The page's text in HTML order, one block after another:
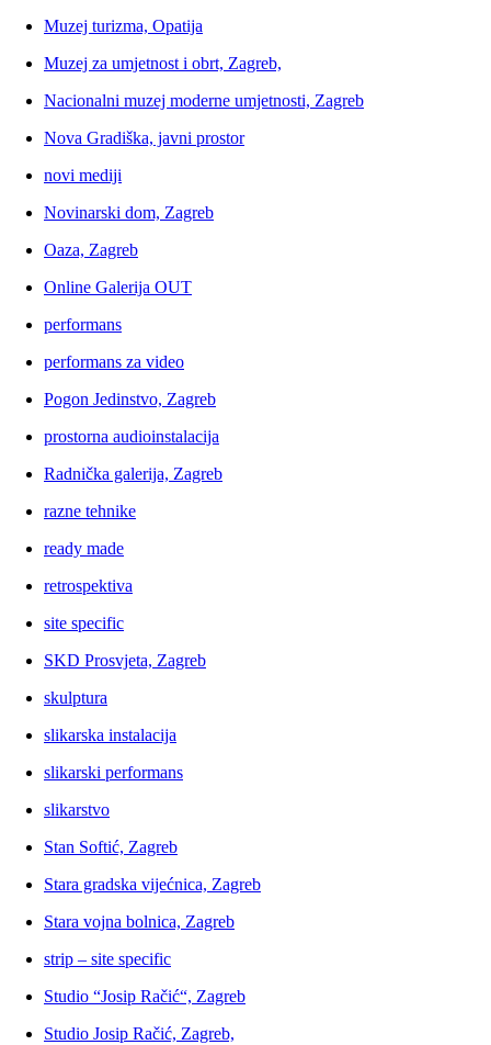
Muzej turizma, Opatija
Muzej za umjetnost i obrt, Zagreb,
Nacionalni muzej moderne umjetnosti, Zagreb
Nova Gradiška, javni prostor
novi mediji
Novinarski dom, Zagreb
Oaza, Zagreb
Online Galerija OUT
performans
performans za video
Pogon Jedinstvo, Zagreb
prostorna audioinstalacija
Radnička galerija, Zagreb
razne tehnike
ready made
retrospektiva
site specific
SKD Prosvjeta, Zagreb
skulptura
slikarska instalacija
slikarski performans
slikarstvo
Stan Softić, Zagreb
Stara gradska vijećnica, Zagreb
Stara vojna bolnica, Zagreb
strip – site specific
Studio “Josip Račić“, Zagreb
Studio Josip Račić, Zagreb,